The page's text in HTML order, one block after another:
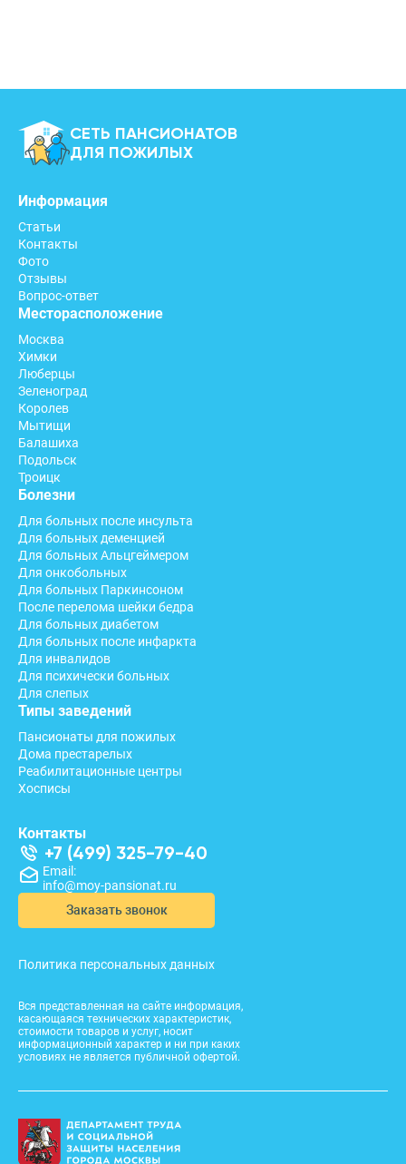
СЕТЬ ПАНСИОНАТОВ
ДЛЯ ПОЖИЛЫХ
Вся представленная на сайте информация,
касающаяся технических характеристик,
стоимости товаров и услуг, носит
информационный характер и ни при каких
условиях не является публичной офертой.
Информация
Статьи
Контакты
Фото
Отзывы
Вопрос-ответ
Месторасположение
Москва
Химки
Люберцы
Зеленоград
Королев
Мытищи
Балашиха
Подольск
Троицк
Болезни
Для больных после инсульта
Для больных деменцией
Для больных Альцгеймером
Для онкобольных
Для больных Паркинсоном
После перелома шейки бедра
Для больных диабетом
Для больных после инфаркта
Для инвалидов
Для психически больных
Для слепых
Типы заведений
Пансионаты для пожилых
Дома престарелых
Реабилитационные центры
Хосписы
Контакты
+7 (499) 325-79-40
Email:
info@moy-pansionat.ru
Заказать звонок
Политика персональных данных